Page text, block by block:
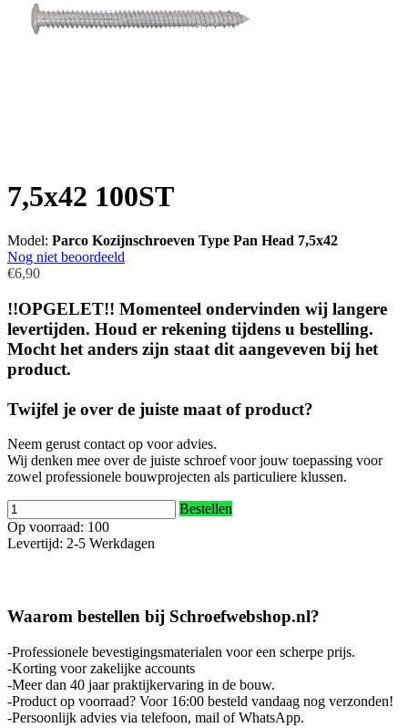
7,5x42 100ST
Model: Parco Kozijnschroeven Type Pan Head 7,5x42
Nog niet beoordeeld
€6,90
!!OPGELET!! Momenteel ondervinden wij langere
levertijden. Houd er rekening tijdens u bestelling.
Mocht het anders zijn staat dit aangeveven bij het
product.
Twijfel je over de juiste maat of product?
Neem gerust contact op voor advies.
Wij denken mee over de juiste schroef voor jouw toepassing voor
zowel professionele bouwprojecten als particuliere klussen.
Bestellen
Op voorraad: 100
Levertijd: 2-5 Werkdagen
Waarom bestellen bij Schroefwebshop.nl?
-Professionele bevestigingsmaterialen voor een scherpe prijs.
-Korting voor zakelijke accounts
-Meer dan 40 jaar praktijkervaring in de bouw.
-Product op voorraad? Voor 16:00 besteld vandaag nog verzonden!
-Persoonlijk advies via telefoon, mail of WhatsApp.